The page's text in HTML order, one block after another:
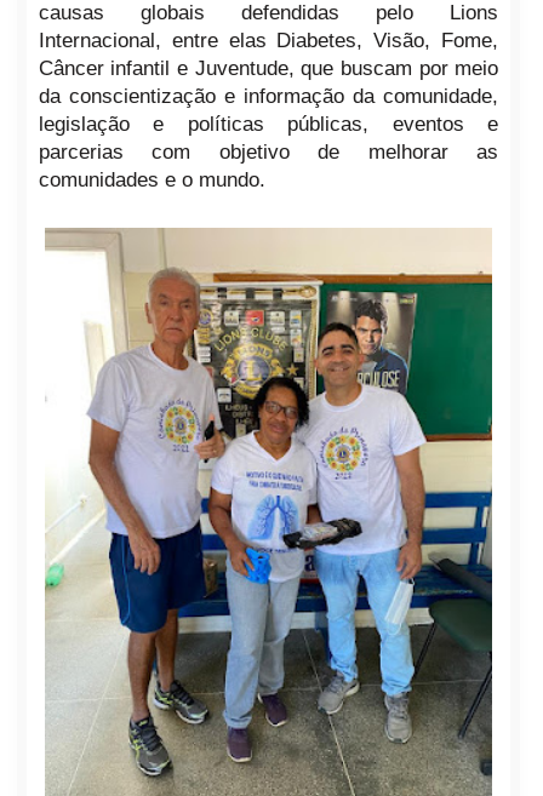
causas globais defendidas pelo Lions
Internacional, entre elas Diabetes, Visão, Fome,
Câncer infantil e Juventude, que buscam por meio
da conscientização e informação da comunidade,
legislação e políticas públicas, eventos e
parcerias com objetivo de melhorar as
comunidades e o mundo.